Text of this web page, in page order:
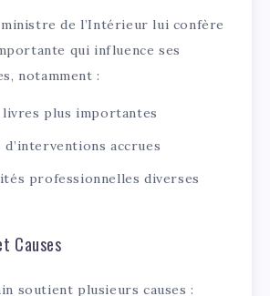
de l’Intérieur lui confère
qui influence ses
notamment :
livres plus importantes
d’interventions accrues
professionnelles diverses
Causes
soutient plusieurs causes :